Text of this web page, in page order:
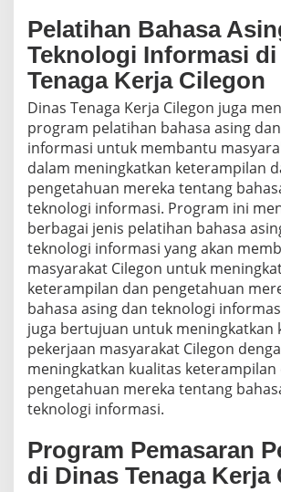
Pelatihan Bahasa
Teknologi Informasi
Tenaga Kerja Cilegon
Dinas Tenaga Kerja Cilegon juga
program pelatihan bahasa asing
informasi untuk membantu
dalam meningkatkan keterampilan
pengetahuan mereka tentang
teknologi informasi. Program ini
berbagai jenis pelatihan bahasa
teknologi informasi yang akan
masyarakat Cilegon untuk
keterampilan dan pengetahuan
bahasa asing dan teknologi
juga bertujuan untuk meningkatkan
pekerjaan masyarakat Cilegon
meningkatkan kualitas keterampilan
pengetahuan mereka tentang
teknologi informasi.
Program Pemasaran
di Dinas Tenaga Kerja